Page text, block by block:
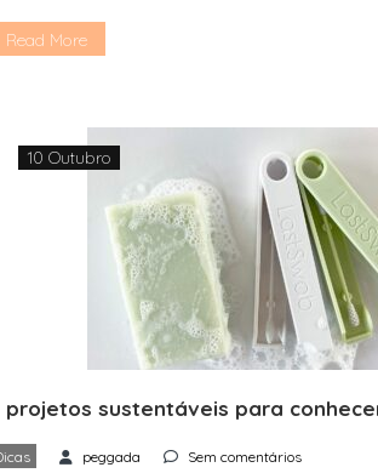
para mais 20 autarquias até
Read More
10 Outubro
projetos sustentáveis para
peggada Sem comentários